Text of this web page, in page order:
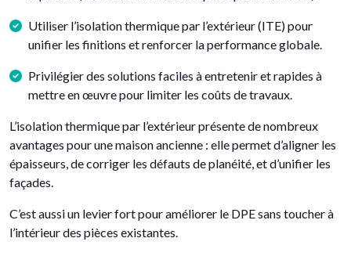
Utiliser l’isolation thermique par l’extérieur (ITE) pour
unifier les finitions et renforcer la performance globale.
Privilégier des solutions faciles à entretenir et rapides à
mettre en œuvre pour limiter les coûts de travaux.
L’isolation thermique par l’extérieur présente de nombreux
avantages pour une maison ancienne : elle permet d’aligner les
épaisseurs, de corriger les défauts de planéité, et d’unifier les
façades.
C’est aussi un levier fort pour améliorer le DPE sans toucher à
l’intérieur des pièces existantes.